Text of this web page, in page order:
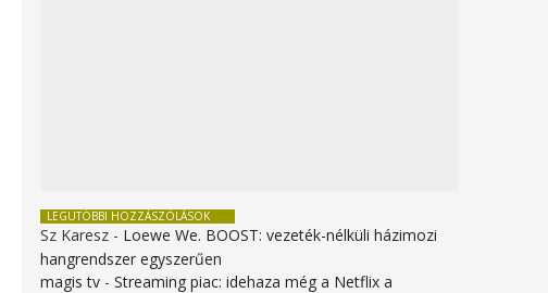
LEGUTÓBBI HOZZÁSZÓLÁSOK
Sz Karesz - Loewe We. BOOST: vezeték-nélküli házimozi
hangrendszer egyszerűen
magis tv -Streaming piac: idehaza még a Netflix a